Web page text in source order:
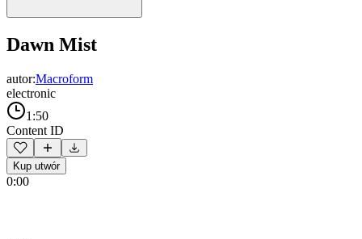
Dawn Mist
autor:Macroform
electronic
1:50
Content ID
Kup utwór
0:00